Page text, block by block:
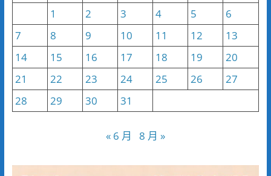
1
2 3 4 5
6
7
8 9 10 11 12
13
14
15 16 17 18 19
20
21
22 23 24 25 26
27
28
29 30 31
« 6 月 8 月 »